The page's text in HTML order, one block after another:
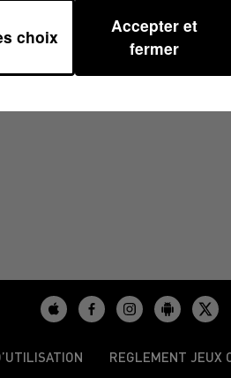
REGLEMENT JEUX
choix
Accepter et
fermer